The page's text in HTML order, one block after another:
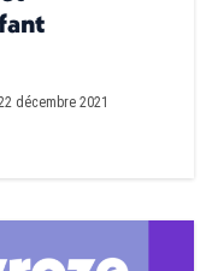
décembre 2021